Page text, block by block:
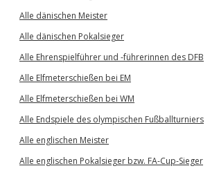
Alle dänischen Meister
Alle dänischen Pokalsieger
Alle Ehrenspielführer und -führerinnen des DFB
Alle Elfmeterschießen bei EM
Alle Elfmeterschießen bei WM
Alle Endspiele des olympischen Fußballturniers
Alle englischen Meister
Alle englischen Pokalsieger bzw. FA-Cup-Sieger